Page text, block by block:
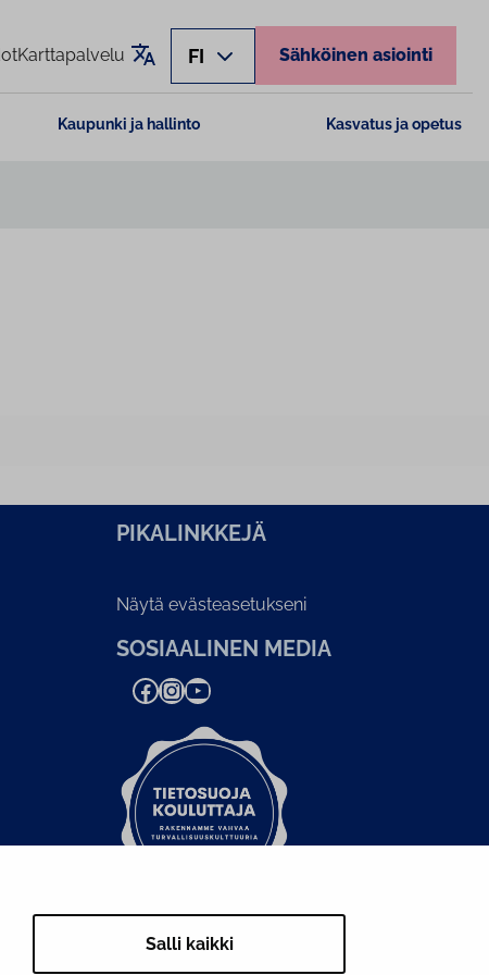
Salli kaikki
Karttapalvelu Käännä sivu
FI Sähköinen asiointi
Kaupunki ja hallinto Kasvatus ja opetus
PI­KA­LINK­KE­JÄ
Näytä evästeasetukseni
SOSIAALINEN MEDIA
Facebook InstagramYouTube